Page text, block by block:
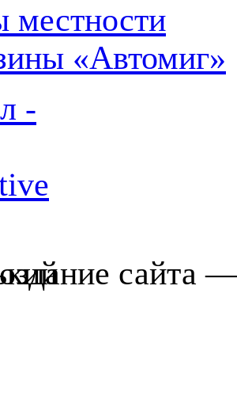
местности
«Автомиг»
сайта